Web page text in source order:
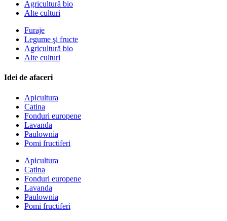
Agricultură bio
Alte culturi
Furaje
Legume şi fructe
Agricultură bio
Alte culturi
Idei de afaceri
Apicultura
Catina
Fonduri europene
Lavanda
Paulownia
Pomi fructiferi
Apicultura
Catina
Fonduri europene
Lavanda
Paulownia
Pomi fructiferi